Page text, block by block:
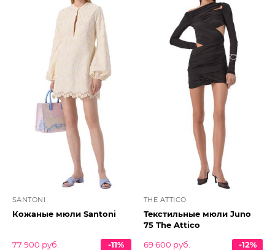
SANTONI
Кожаные мюли Santoni
77 900 руб.
-11%
THE ATTICO
Текстильные мюли Juno
75 The Attico
69 600 руб.
-12%